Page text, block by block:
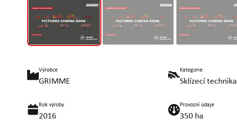
Výrobce
GRIMME
Kategorie
Sklízecí technika
Rok výroby
2016
Provozní údaje
350 ha